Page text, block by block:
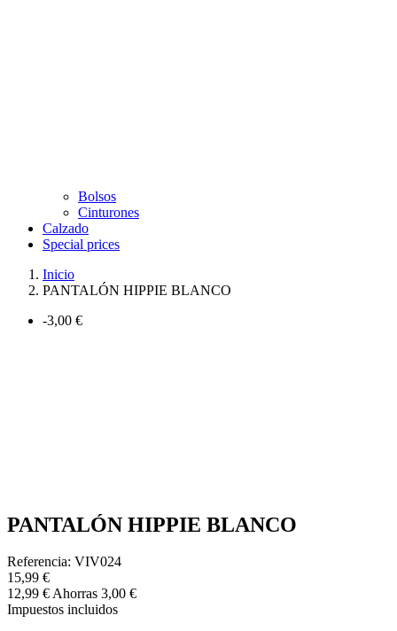
Bolsos
Cinturones
Calzado
Special prices
Inicio
PANTALÓN HIPPIE BLANCO
-3,00 €
PANTALÓN HIPPIE BLANCO
Referencia: VIV024
15,99 €
12,99 €Ahorras 3,00 €
Impuestos incluidos